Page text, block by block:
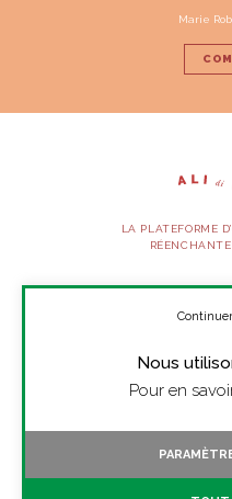
Marie
LA PLATEFORME
Nous
Pour en